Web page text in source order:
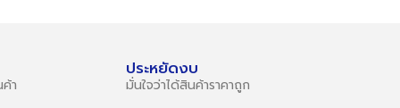
า
ประหยัดงบ
มั่นใจว่าได้สินค้าราคาถูก